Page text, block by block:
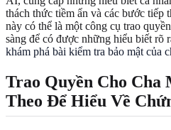
thách thức tiềm ẩn và các bước tiếp
này có thể là một công cụ trao
sàng để có được những hiểu biết rõ
khám phá bài kiểm tra bảo mật của
Trao Quyền Cho Cha
Theo Để Hiểu Về